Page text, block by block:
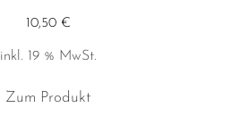
10,50 €
inkl. 19 % MwSt.
Zum Produkt